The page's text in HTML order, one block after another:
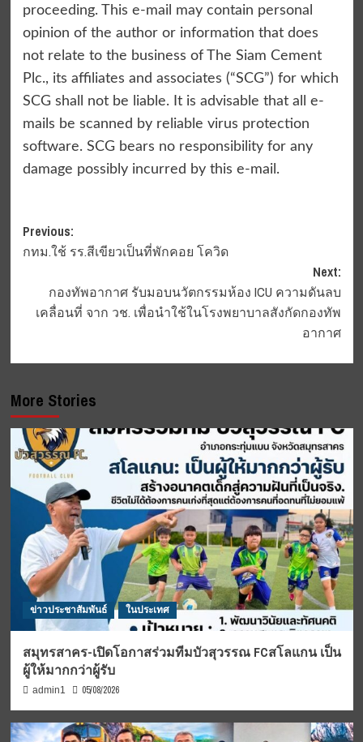
proceeding. This e-mail may contain personal
opinion of the author or information that does
not relate to the business of The Siam Cement
Plc., its affiliates and associates (“SCG”) for which
SCG shall not be liable. It is advisable that all e-
mails be scanned by reliable virus protection
software. SCG bears no responsibility for any
damage possibly incurred by this e-mail.
Post
navigation
Previous:
กทม.ใช้ รร.สีเขียวเป็นที่พักคอย โควิด
Next:
กองทัพอากาศ รับมอบนวัตกรรมห้อง ICU ความดันลบ
เคลื่อนที่ จาก วช. เพื่อนำใช้ในโรงพยาบาลสังกัดกองทัพ
อากาศ
More Stories
ข่าวประชาสัมพันธ์ ในประเทศ
สมุทรสาคร-เปิดโอกาสร่วมทีมบัวสุวรรณ FCสโลแกน เป็น
ผู้ให้มากกว่าผู้รับ
admin1 05/08/2026